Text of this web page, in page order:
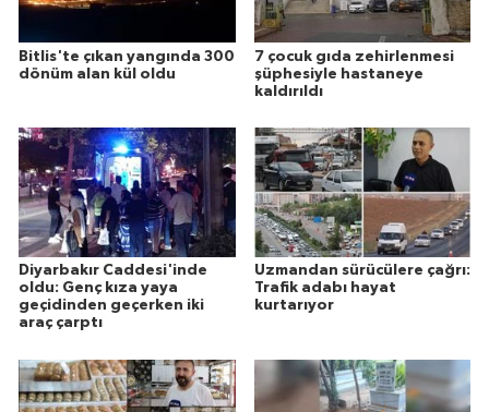
Bitlis'te çıkan yangında 300
dönüm alan kül oldu
7 çocuk gıda zehirlenmesi
şüphesiyle hastaneye
kaldırıldı
Diyarbakır Caddesi'inde
oldu: Genç kıza yaya
geçidinden geçerken iki
araç çarptı
Uzmandan sürücülere çağrı:
Trafik adabı hayat
kurtarıyor